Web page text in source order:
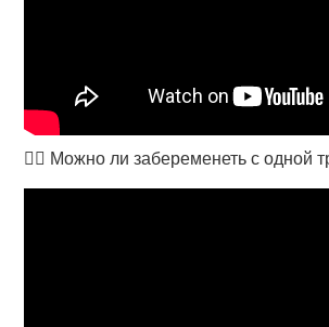
👩‍⚕️ Можно ли забеременеть с одной